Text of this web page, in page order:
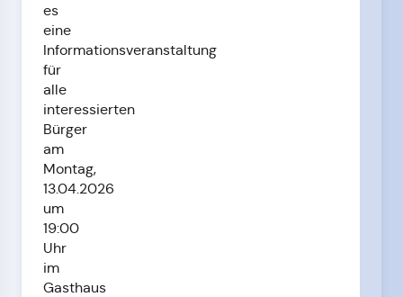
es
eine
Informationsveranstaltung
für
alle
interessierten
Bürger
am
Montag,
13.04.2026
um
19:00
Uhr
im
Gasthaus